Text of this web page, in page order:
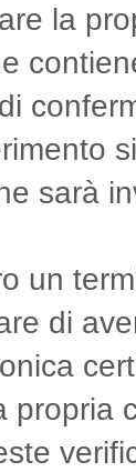
la
sarà
un
di
propria